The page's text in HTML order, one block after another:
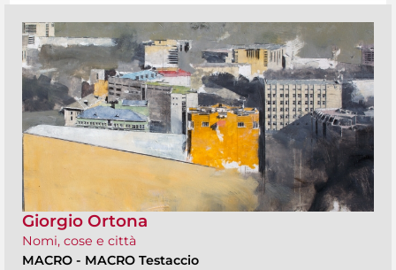
Giorgio Ortona
Nomi, cose e città
MACRO - MACRO Testaccio